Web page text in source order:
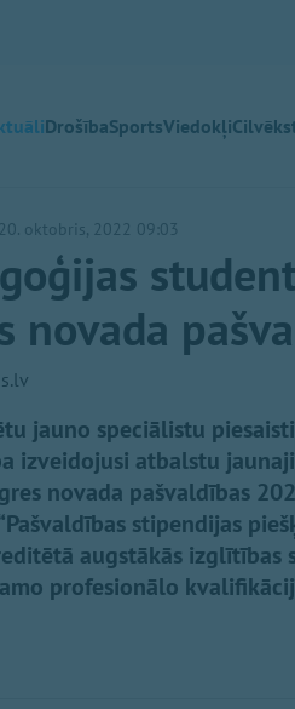
DrošībaSportsViedokļi
oktobris, 2022 09:03
novada
jauno speciālistu
izveidojusi atbalstu
novada pašvaldības
stipendijas
augstākās
profesionālo